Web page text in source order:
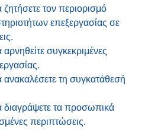
τον περιορισμό
επεξεργασίας σε
συγκεκριμένες
ανακαλέσετε τη συγκατάθεσή
διαγράψετε τα προσωπικά
περιπτώσεις.